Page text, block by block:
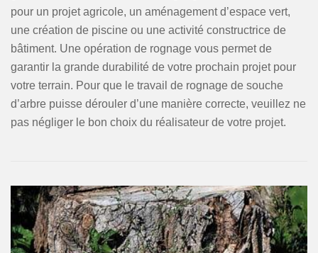
pour un projet agricole, un aménagement d’espace vert,
une création de piscine ou une activité constructrice de
bâtiment. Une opération de rognage vous permet de
garantir la grande durabilité de votre prochain projet pour
votre terrain. Pour que le travail de rognage de souche
d’arbre puisse dérouler d’une manière correcte, veuillez ne
pas négliger le bon choix du réalisateur de votre projet.